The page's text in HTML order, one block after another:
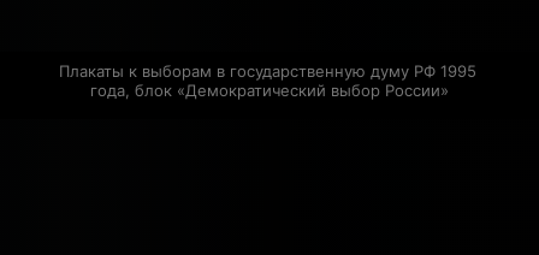
Плакаты к выборам в государственную думу РФ 1995
года, блок «Демократический выбор России»